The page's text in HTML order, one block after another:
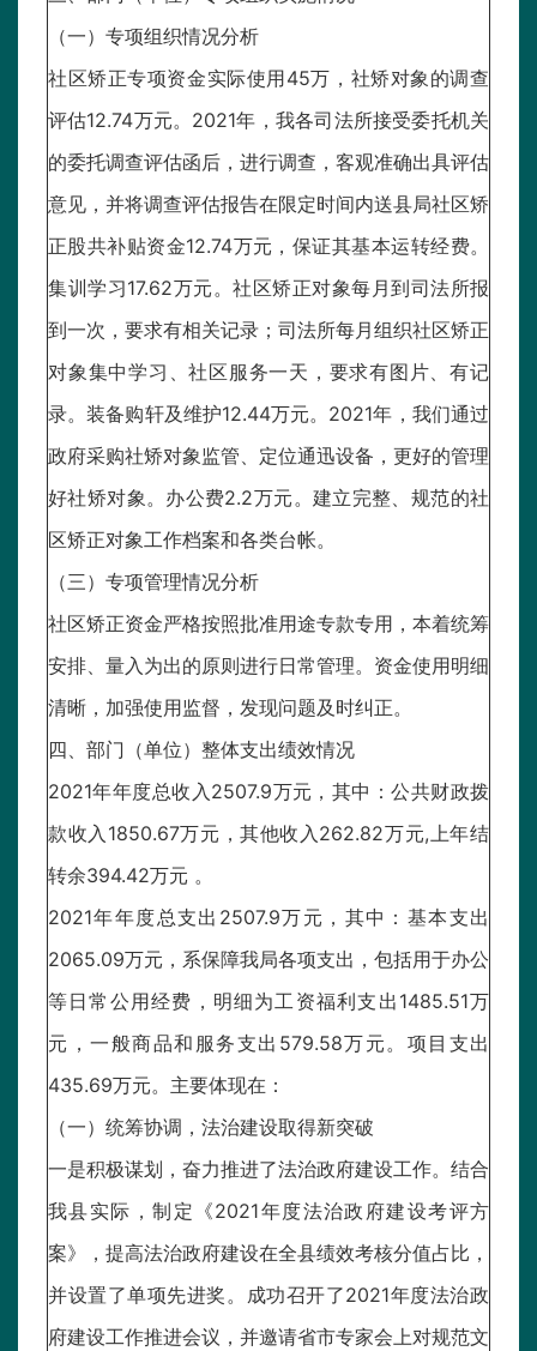
（一）专项组织情况分析
社区矫正专项资金实际使用45万，社矫对象的调查
评估12.74万元。2021年，我各司法所接受委托机关
的委托调查评估函后，进行调查，客观准确出具评估
意见，并将调查评估报告在限定时间内送县局社区矫
正股共补贴资金12.74万元，保证其基本运转经费。
集训学习17.62万元。社区矫正对象每月到司法所报
到一次，要求有相关记录；司法所每月组织社区矫正
对象集中学习、社区服务一天，要求有图片、有记
录。装备购轩及维护12.44万元。2021年，我们通过
政府采购社矫对象监管、定位通迅设备，更好的管理
好社矫对象。办公费2.2万元。建立完整、规范的社
区矫正对象工作档案和各类台帐。
（三）专项管理情况分析
社区矫正资金严格按照批准用途专款专用，本着统筹
安排、量入为出的原则进行日常管理。资金使用明细
清晰，加强使用监督，发现问题及时纠正。
四、部门（单位）整体支出绩效情况
2021年年度总收入2507.9万元，其中：公共财政拨
款收入1850.67万元，其他收入262.82万元,上年结
转余394.42万元 。
2021年年度总支出2507.9万元，其中：基本支出
2065.09万元，系保障我局各项支出，包括用于办公
等日常公用经费，明细为工资福利支出1485.51万
元，一般商品和服务支出579.58万元。项目支出
435.69万元。主要体现在：
（一）统筹协调，法治建设取得新突破
一是积极谋划，奋力推进了法治政府建设工作。结合
我县实际，制定《2021年度法治政府建设考评方
案》，提高法治政府建设在全县绩效考核分值占比，
并设置了单项先进奖。成功召开了2021年度法治政
府建设工作推进会议，并邀请省市专家会上对规范文